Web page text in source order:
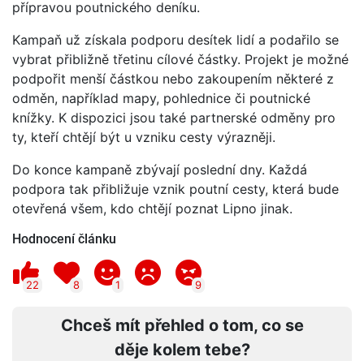
přípravou poutnického deníku.
Kampaň už získala podporu desítek lidí a podařilo se
vybrat přibližně třetinu cílové částky. Projekt je možné
podpořit menší částkou nebo zakoupením některé z
odměn, například mapy, pohlednice či poutnické
knížky. K dispozici jsou také partnerské odměny pro
ty, kteří chtějí být u vzniku cesty výrazněji.
Do konce kampaně zbývají poslední dny. Každá
podpora tak přibližuje vznik poutní cesty, která bude
otevřená všem, kdo chtějí poznat Lipno jinak.
Hodnocení článku
22 8 1 9
Chceš mít přehled o tom, co se
děje kolem tebe?